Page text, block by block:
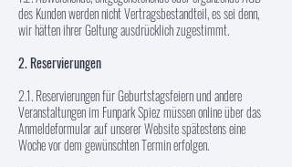
des Kunden werden nicht Vertragsbestandteil, es sei denn,
wir hätten ihrer Geltung ausdrücklich zugestimmt.
2. Reservierungen
2.1. Reservierungen für Geburtstagsfeiern und andere
Veranstaltungen im Funpark Spiez müssen online über das
Anmeldeformular auf unserer Website spätestens eine
Woche vor dem gewünschten Termin erfolgen.